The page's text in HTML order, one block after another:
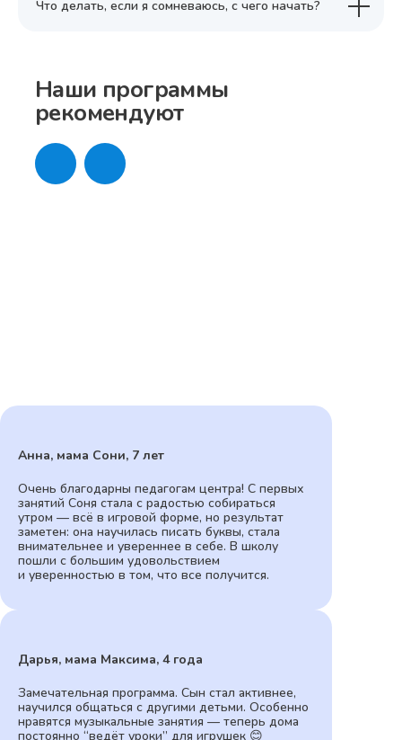
Что делать, если я сомневаюсь, с чего начать?
Наши программы
рекомендуют
Анна, мама Сони, 7 лет
Очень благодарны педагогам центра! С первых
занятий Соня стала с радостью собираться
утром — всё в игровой форме, но результат
заметен: она научилась писать буквы, стала
внимательнее и увереннее в себе. В школу
пошли с большим удовольствием
и уверенностью в том, что все получится.
Дарья, мама Максима, 4 года
Замечательная программа. Сын стал активнее,
научился общаться с другими детьми. Особенно
нравятся музыкальные занятия — теперь дома
постоянно “ведёт уроки” для игрушек 😊